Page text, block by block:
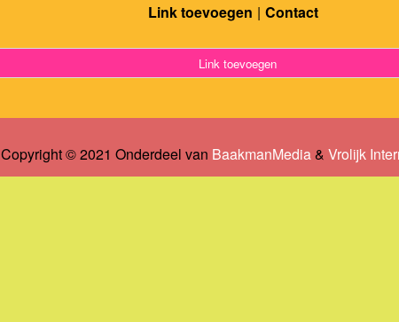
Link toevoegen Contact
Link toevoegen
Copyright © 2021 Onderdeel van BaakmanMedia& Vrolijk